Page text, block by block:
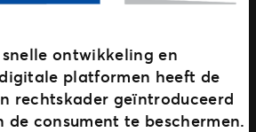
ontwikkeling en
platformen heeft de
rechtskader geïntroduceerd
de consument te beschermen.